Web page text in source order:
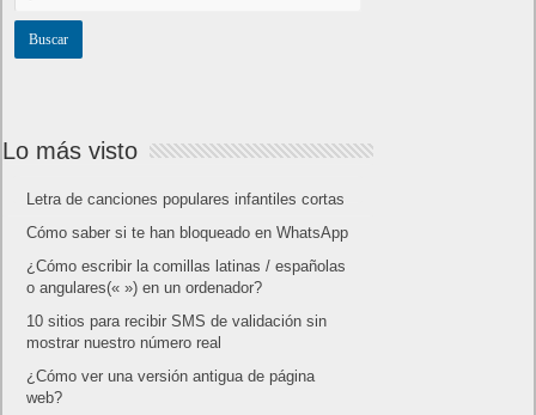
Lo más visto
Letra de canciones populares infantiles cortas
Cómo saber si te han bloqueado en WhatsApp
¿Cómo escribir la comillas latinas / españolas
o angulares(« ») en un ordenador?
10 sitios para recibir SMS de validación sin
mostrar nuestro número real
¿Cómo ver una versión antigua de página
web?